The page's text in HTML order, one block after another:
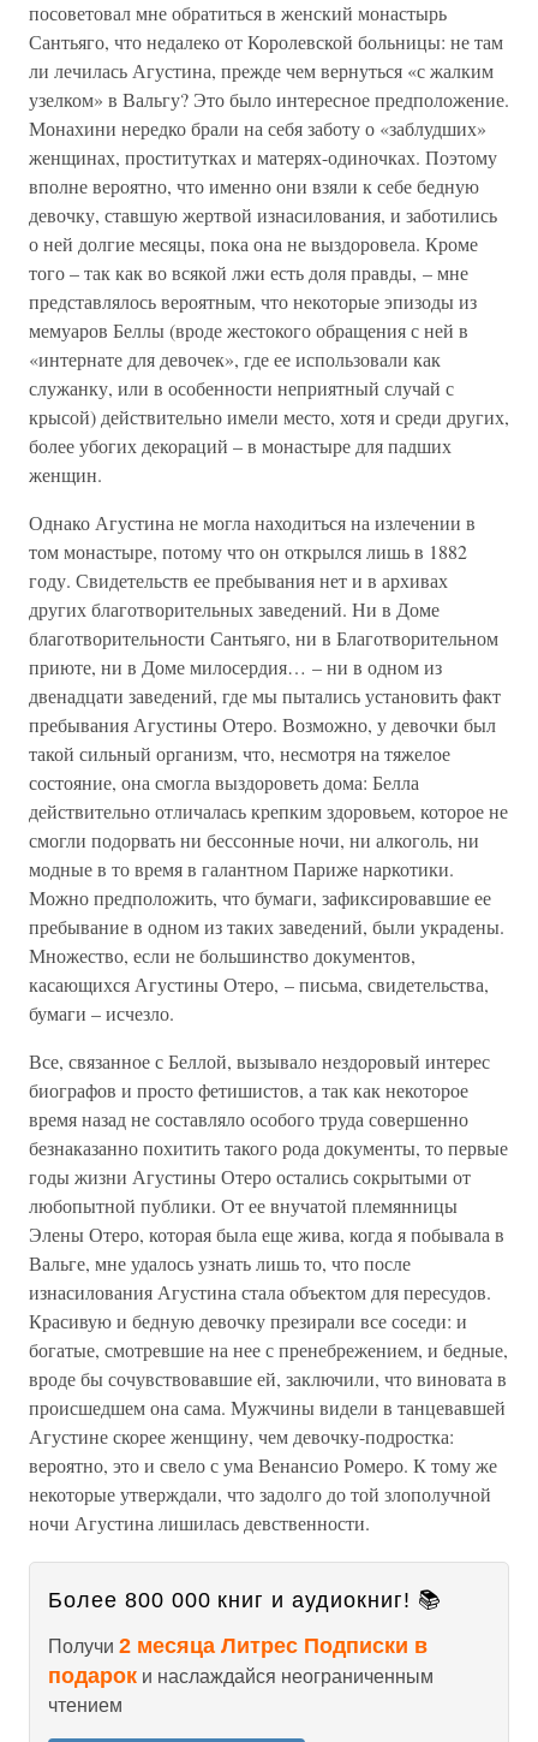
посоветовал мне обратиться в женский монастырь
Сантьяго, что недалеко от Королевской больницы: не там
ли лечилась Агустина, прежде чем вернуться «с жалким
узелком» в Вальгу? Это было интересное предположение.
Монахини нередко брали на себя заботу о «заблудших»
женщинах, проститутках и матерях-одиночках. Поэтому
вполне вероятно, что именно они взяли к себе бедную
девочку, ставшую жертвой изнасилования, и заботились
о ней долгие месяцы, пока она не выздоровела. Кроме
того – так как во всякой лжи есть доля правды, – мне
представлялось вероятным, что некоторые эпизоды из
мемуаров Беллы (вроде жестокого обращения с ней в
«интернате для девочек», где ее использовали как
служанку, или в особенности неприятный случай с
крысой) действительно имели место, хотя и среди других,
более убогих декораций – в монастыре для падших
женщин.
Однако Агустина не могла находиться на излечении в
том монастыре, потому что он открылся лишь в 1882
году. Свидетельств ее пребывания нет и в архивах
других благотворительных заведений. Ни в Доме
благотворительности Сантьяго, ни в Благотворительном
приюте, ни в Доме милосердия… – ни в одном из
двенадцати заведений, где мы пытались установить факт
пребывания Агустины Отеро. Возможно, у девочки был
такой сильный организм, что, несмотря на тяжелое
состояние, она смогла выздороветь дома: Белла
действительно отличалась крепким здоровьем, которое не
смогли подорвать ни бессонные ночи, ни алкоголь, ни
модные в то время в галантном Париже наркотики.
Можно предположить, что бумаги, зафиксировавшие ее
пребывание в одном из таких заведений, были украдены.
Множество, если не большинство документов,
касающихся Агустины Отеро, – письма, свидетельства,
бумаги – исчезло.
Все, связанное с Беллой, вызывало нездоровый интерес
биографов и просто фетишистов, а так как некоторое
время назад не составляло особого труда совершенно
безнаказанно похитить такого рода документы, то первые
годы жизни Агустины Отеро остались сокрытыми от
любопытной публики. От ее внучатой племянницы
Элены Отеро, которая была еще жива, когда я побывала в
Вальге, мне удалось узнать лишь то, что после
изнасилования Агустина стала объектом для пересудов.
Красивую и бедную девочку презирали все соседи: и
богатые, смотревшие на нее с пренебрежением, и бедные,
вроде бы сочувствовавшие ей, заключили, что виновата в
происшедшем она сама. Мужчины видели в танцевавшей
Агустине скорее женщину, чем девочку-подростка:
вероятно, это и свело с ума Венансио Ромеро. К тому же
некоторые утверждали, что задолго до той злополучной
ночи Агустина лишилась девственности.
Более 800 000 книг и аудиокниг! 📚
Получи 2 месяца Литрес Подписки в
подарок и наслаждайся неограниченным
чтением